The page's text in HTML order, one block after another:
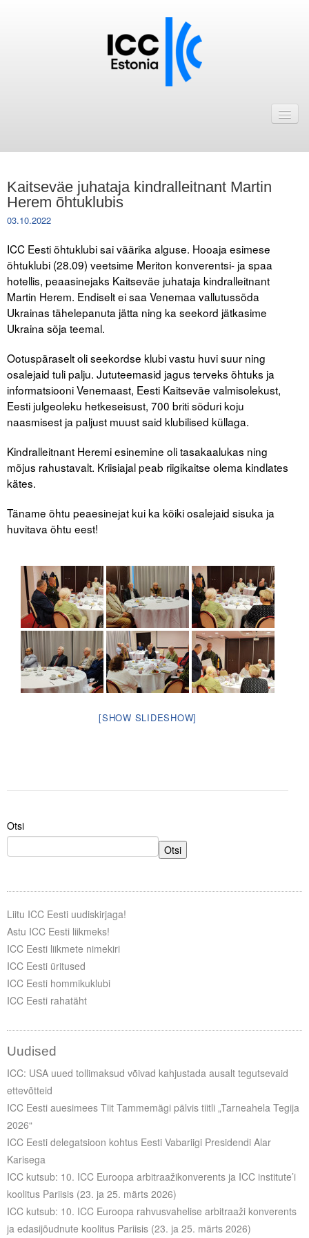
ICC Eesti liikmebaas
Liikmete pakkumised
Astu ICC Eesti liikmeks!
Kalender
ICC Eesti
Tegevused
Publikatsioonid
Arvamus
Viidad
ICC WBO
ICC komisjonid
Digiraamatukogu
Videod
Kontakt
Liitu meililistiga
Oskusteave
Incoterms® 2020
Kaitseväe juhataja kindralleitnant Martin
Herem õhtuklubis
03.10.2022
ICC Eesti õhtuklubi sai väärika alguse. Hooaja esimese
õhtuklubi (28.09) veetsime Meriton konverentsi- ja spaa
hotellis, peaasinejaks Kaitseväe juhataja kindralleitnant
Martin Herem. Endiselt ei saa Venemaa vallutussõda
Ukrainas tähelepanuta jätta ning ka seekord jätkasime
Ukraina sõja teemal.
Ootuspäraselt oli seekordse klubi vastu huvi suur ning
osalejaid tuli palju. Jututeemasid jagus terveks õhtuks ja
informatsiooni Venemaast, Eesti Kaitseväe valmisolekust,
Eesti julgeoleku hetkeseisust, 700 briti sõduri koju
naasmisest ja paljust muust said klubilised küllaga.
Kindralleitnant Heremi esinemine oli tasakaalukas ning
mõjus rahustavalt. Kriisiajal peab riigikaitse olema kindlates
kätes.
Täname õhtu peaesinejat kui ka kõiki osalejaid sisuka ja
huvitava õhtu eest!
[SHOW SLIDESHOW]
Otsi
Otsi
Liitu ICC Eesti uudiskirjaga!
Astu ICC Eesti liikmeks!
ICC Eesti liikmete nimekiri
ICC Eesti üritused
ICC Eesti hommikuklubi
ICC Eesti rahatäht
Uudised
ICC: USA uued tollimaksud võivad kahjustada ausalt tegutsevaid
ettevõtteid
ICC Eesti auesimees Tiit Tammemägi pälvis tiitli „Tarneahela Tegija
2026“
ICC Eesti delegatsioon kohtus Eesti Vabariigi Presidendi Alar
Karisega
ICC kutsub: 10. ICC Euroopa arbitraažikonverents ja ICC institute’i
koolitus Pariisis (23. ja 25. märts 2026)
ICC kutsub: 10. ICC Euroopa rahvusvahelise arbitraaži konverents
ja edasijõudnute koolitus Pariisis (23. ja 25. märts 2026)